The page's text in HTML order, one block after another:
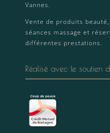
Vannes.
Vente de produits
séances massage et
différentes prestations.
Réalisé avec le soutien